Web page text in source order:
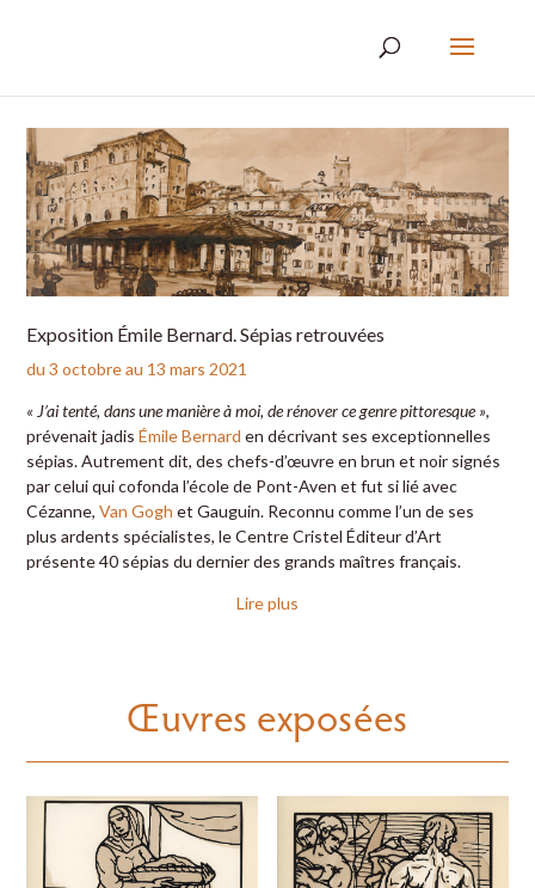
Exposition Émile Bernard. Sépias retrouvées
du 3 octobre au 13 mars 2021
« J’ai tenté, dans une manière à moi, de rénover ce genre pittoresque »,
prévenait jadisÉmile Bernard en décrivant ses exceptionnelles
sépias. Autrement dit, des chefs-d’œuvre en brun et noir signés
par celui qui cofonda l’école de Pont-Aven et fut si lié avec
Cézanne,Van Gogh et Gauguin. Reconnu comme l’un de ses
plus ardents spécialistes, le Centre Cristel Éditeur d’Art
présente 40 sépias du dernier des grands maîtres français.
Lire plus
Œuvres exposées